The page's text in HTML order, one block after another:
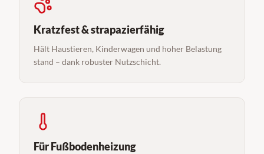
Kratzfest & strapazierfähig
Hält Haustieren, Kinderwagen und hoher Belastung
stand – dank robuster Nutzschicht.
Für Fußbodenheizung